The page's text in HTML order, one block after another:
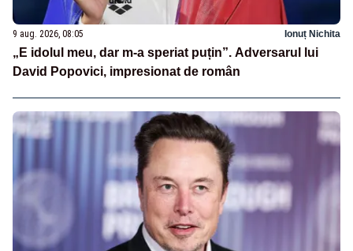
9 aug. 2026, 08:05 Ionuț Nichita
„E idolul meu, dar m-a speriat puțin”. Adversarul lui
David Popovici, impresionat de român